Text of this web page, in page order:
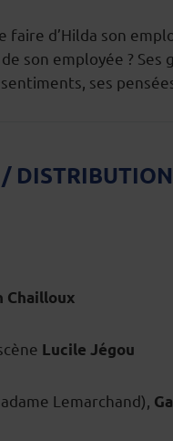
faire d’Hilda son
son employée ?
sentiments, ses
DISTRIBUTION
Chailloux
Lucile Jégou
Lemarchand),